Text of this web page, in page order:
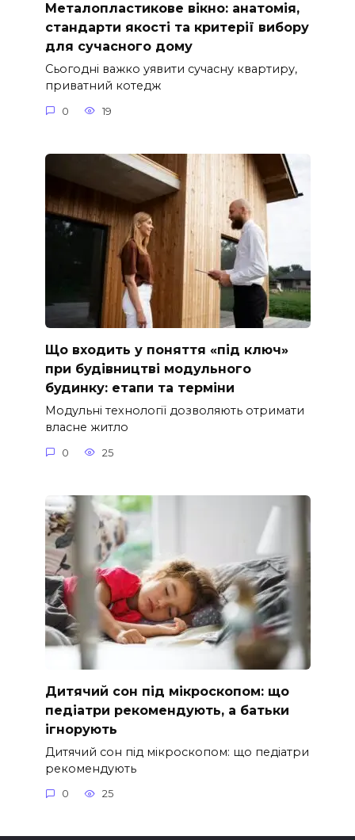
Металопластикове вікно: анатомія,
стандарти якості та критерії вибору
для сучасного дому
Сьогодні важко уявити сучасну квартиру,
приватний котедж
0 19
Що входить у поняття «під ключ»
при будівництві модульного
будинку: етапи та терміни
Модульні технології дозволяють отримати
власне житло
0 25
Дитячий сон під мікроскопом: що
педіатри рекомендують, а батьки
ігнорують
Дитячий сон під мікроскопом: що педіатри
рекомендують
0 25